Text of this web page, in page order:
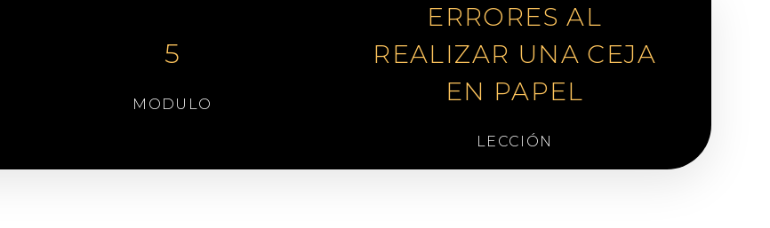
5
MODULO
ERRORES AL
REALIZAR UNA CEJA
EN PAPEL
LECCIÓN